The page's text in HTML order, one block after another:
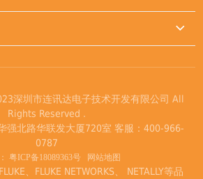

深圳市连讯达电子技术开发有限公司 All
Rights Reserved .
强北路华联发大厦720室 客服：400-966-
0787
粤ICP备18089363号 网站地图
、FLUKE NETWORKS、 NETALLY等品